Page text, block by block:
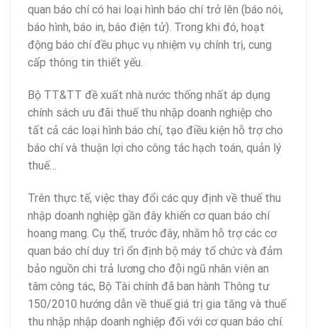
quan báo chí có hai loại hình báo chí trở lên (báo nói,
báo hình, báo in, báo điện tử). Trong khi đó, hoạt
động báo chí đều phục vụ nhiệm vụ chính trị, cung
cấp thông tin thiết yếu.
Bộ TT&TT đề xuất nhà nước thống nhất áp dụng
chính sách ưu đãi thuế thu nhập doanh nghiệp cho
tất cả các loại hình báo chí, tạo điều kiện hỗ trợ cho
báo chí và thuận lợi cho công tác hạch toán, quản lý
thuế…
Trên thực tế, việc thay đổi các quy định về thuế thu
nhập doanh nghiệp gần đây khiến cơ quan báo chí
hoang mang. Cụ thể, trước đây, nhằm hỗ trợ các cơ
quan báo chí duy trì ổn định bộ máy tổ chức và đảm
bảo nguồn chi trả lương cho đội ngũ nhân viên an
tâm công tác, Bộ Tài chính đã ban hành Thông tư
150/2010 hướng dẫn về thuế giá trị gia tăng và thuế
thu nhập nhập doanh nghiệp đối với cơ quan báo chí.